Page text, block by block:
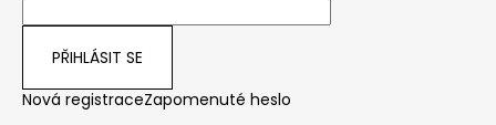
PŘIHLÁSIT SE
Nová registraceZapomenuté heslo